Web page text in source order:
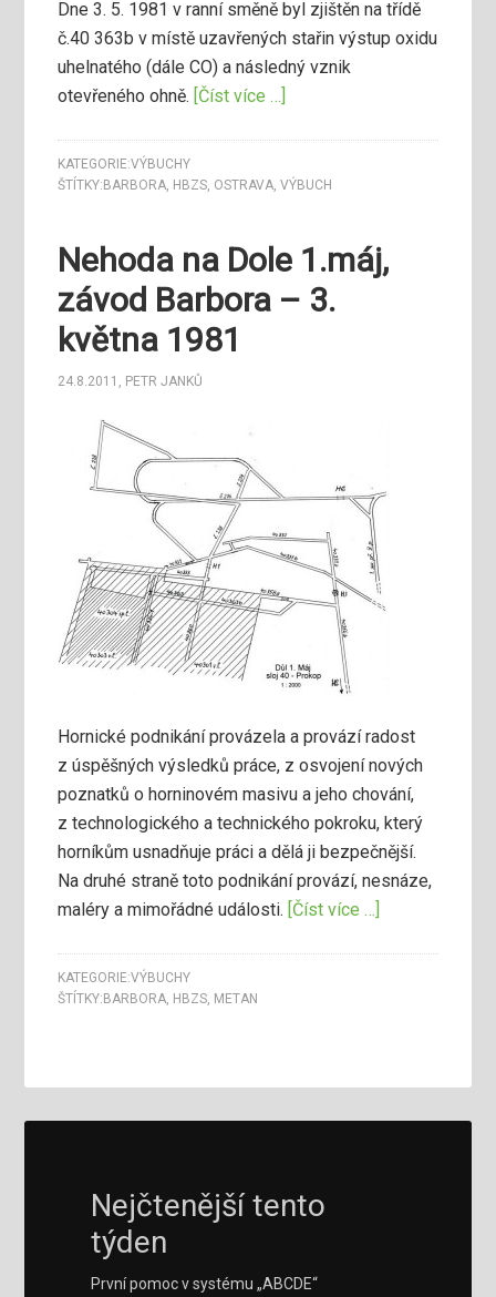
Dne 3. 5. 1981 v ranní směně byl zjištěn na třídě
č.40 363b v místě uzavřených stařin výstup oxidu
uhelnatého (dále CO) a následný vznik
otevřeného ohně. [Číst více …]
KATEGORIE:VÝBUCHY
ŠTÍTKY: BARBORA, HBZS, OSTRAVA,VÝBUCH
Nehoda na Dole 1.máj,
závod Barbora – 3.
května 1981
24.8.2011 , PETR JANKŮ
Hornické podnikání provázela a provází radost
z úspěšných výsledků práce, z osvojení nových
poznatků o horninovém masivu a jeho chování,
z technologického a technického pokroku, který
horníkům usnadňuje práci a dělá ji bezpečnější.
Na druhé straně toto podnikání provází, nesnáze,
maléry a mimořádné události. [Číst více …]
KATEGORIE:VÝBUCHY
ŠTÍTKY: BARBORA, HBZS, METAN
Nejčtenější tento
týden
První pomoc v systému „ABCDE“